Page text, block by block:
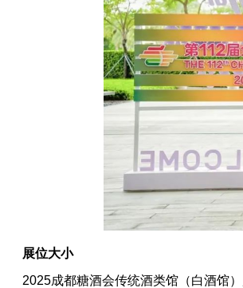
展位大小
2025成都糖酒会传统酒类馆（白酒馆）